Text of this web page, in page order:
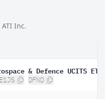
Inc.
DFND